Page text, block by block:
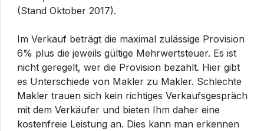
(Stand Oktober 2017).
Im Verkauf beträgt die maximal zulässige Provision
6% plus die jeweils gültige Mehrwertsteuer. Es ist
nicht geregelt, wer die Provision bezahlt. Hier gibt
es Unterschiede von Makler zu Makler. Schlechte
Makler trauen sich kein richtiges Verkaufsgespräch
mit dem Verkäufer und bieten Ihm daher eine
kostenfreie Leistung an. Dies kann man erkennen